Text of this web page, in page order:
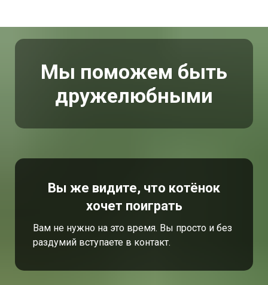
Мы поможем быть
дружелюбными
Вы же видите, что котёнок
хочет поиграть
Вам не нужно на это время. Вы просто и без
раздумий вступаете в контакт.